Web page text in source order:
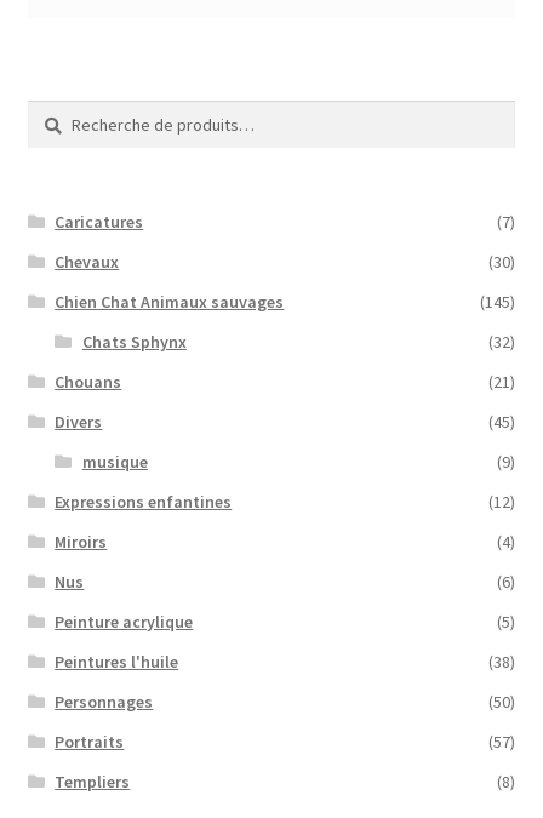
Recherche
pour :
Recherche
Caricatures
(7)
Chevaux
(30)
Chien Chat Animaux sauvages
(145)
Chats Sphynx
(32)
Chouans
(21)
Divers
(45)
musique
(9)
Expressions enfantines
(12)
Miroirs
(4)
Nus
(6)
Peinture acrylique
(5)
Peintures l'huile
(38)
Personnages
(50)
Portraits
(57)
Templiers
(8)